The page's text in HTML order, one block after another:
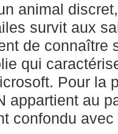
animal
survit aux
de connaître
qui
Pour la
appartient au
confondu